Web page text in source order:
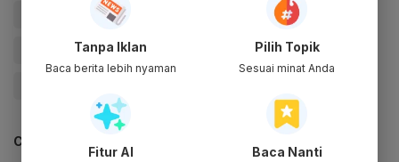
#Bursa Efek Indonesia #Market
#Investasi #Ekonomi Lestari #Indeks #Milenial
CEK JUGA DATA INI
Tanpa Iklan
Baca berita lebih nyaman
Pilih Topik
Sesuai minat Anda
Fitur AI Baca Nanti